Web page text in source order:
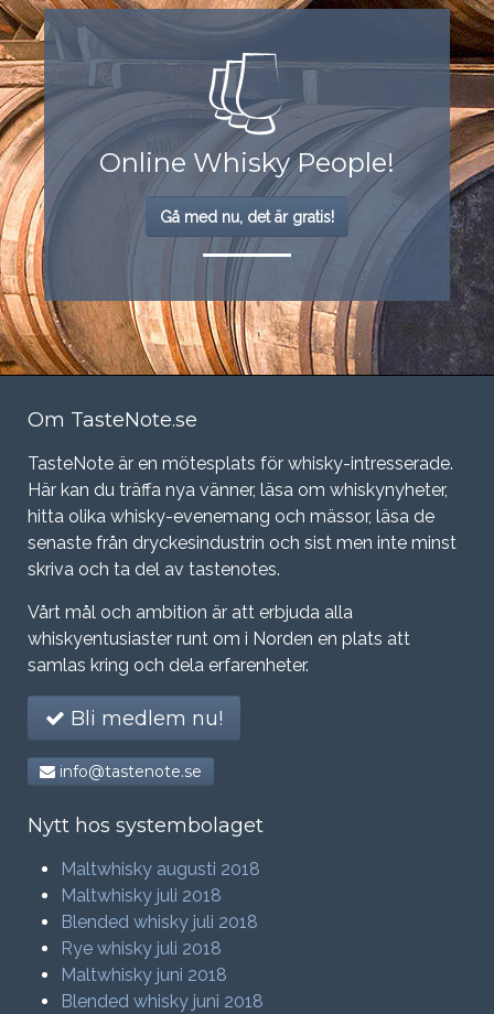
Online Whisky People!
Gå med nu, det är gratis!
Om TasteNote.se
TasteNote är en mötesplats för whisky-intresserade.
Här kan du träffa nya vänner, läsa om whiskynyheter,
hitta olika whisky-evenemang och mässor, läsa de
senaste från dryckesindustrin och sist men inte minst
skriva och ta del av tastenotes.
Vårt mål och ambition är att erbjuda alla
whiskyentusiaster runt om i Norden en plats att
samlas kring och dela erfarenheter.
Bli medlem nu!
info@tastenote.se
Nytt hos systembolaget
Maltwhisky augusti 2018
Maltwhisky juli 2018
Blended whisky juli 2018
Rye whisky juli 2018
Maltwhisky juni 2018
Blended whisky juni 2018